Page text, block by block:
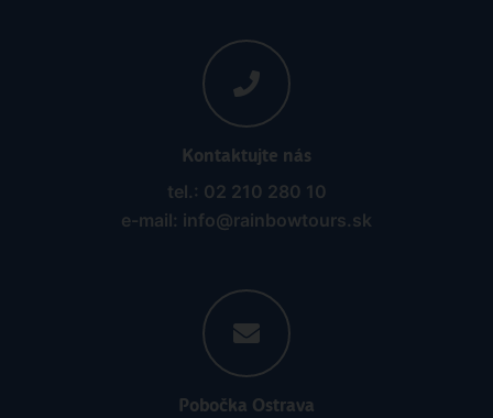
Kontaktujte nás
tel.: 02 210 280 10
e-mail: info@rainbowtours.sk
Pobočka Ostrava